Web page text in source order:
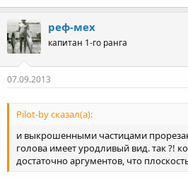
реф-мех
капитан 1-го ранга
07.09.2013
Pilot-by сказал(а):
и выкрошенными частицами
голова имеет уродливый вид. так ?!
достаточно аргументов, что